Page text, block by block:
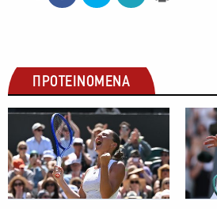
ΠΡΟΤΕΙΝΟΜΕΝΑ
ΑΛΛΑ ΣΠΟΡ